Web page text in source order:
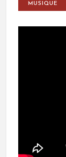
MUSIQUE